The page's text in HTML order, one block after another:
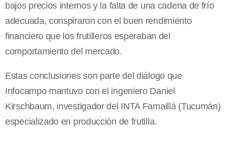
bajos precios internos y la falta de una cadena de frío
adecuada, conspiraron con el buen rendimiento
financiero que los frutilleros esperaban del
comportamiento del mercado.
Estas conclusiones son parte del diálogo que
Infocampo mantuvo con el ingeniero Daniel
Kirschbaum, investigador del INTA Famaillá (Tucumán)
especializado en producción de frutilla.